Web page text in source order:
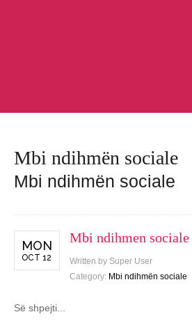
Mbi ndihmën sociale
Mbi ndihmën sociale
MON
OCT 12
Mbi ndihmen sociale
Written by Super User
Category: Mbi ndihmën sociale
Së shpejti...